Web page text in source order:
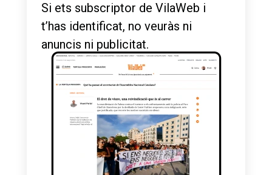
Si ets subscriptor de VilaWeb i
t’has identificat, no veuràs ni
anuncis ni publicitat.